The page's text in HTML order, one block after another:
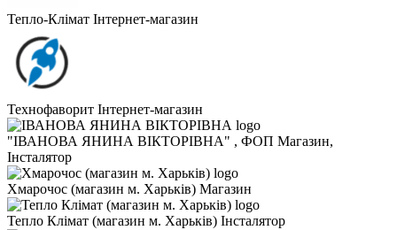
Тепло-Клімат Інтернет-магазин
Технофаворит Інтернет-магазин
"ІВАНОВА ЯНИНА ВІКТОРІВНА" , ФОП Магазин,
Інсталятор
Хмарочос (магазин м. Харьків) Магазин
Тепло Клімат (магазин м. Харьків) Інсталятор